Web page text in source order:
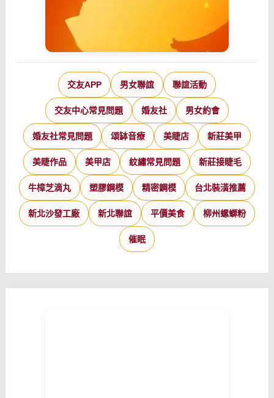
交友APP 男女聯誼 聯誼活動
交友中心常見問題 婚友社 男女約會
婚友社常見問題 頌缽音療 美睫店 新莊美甲
美睫作品 美甲店 紋繡常見問題 新莊接睫毛
牛樟芝滴丸 塑膠鋼模 精密鋼模 台北裝潢推薦
新北沙發工廠 新北聯誼 平價美食 柳州螺螄粉
催眠